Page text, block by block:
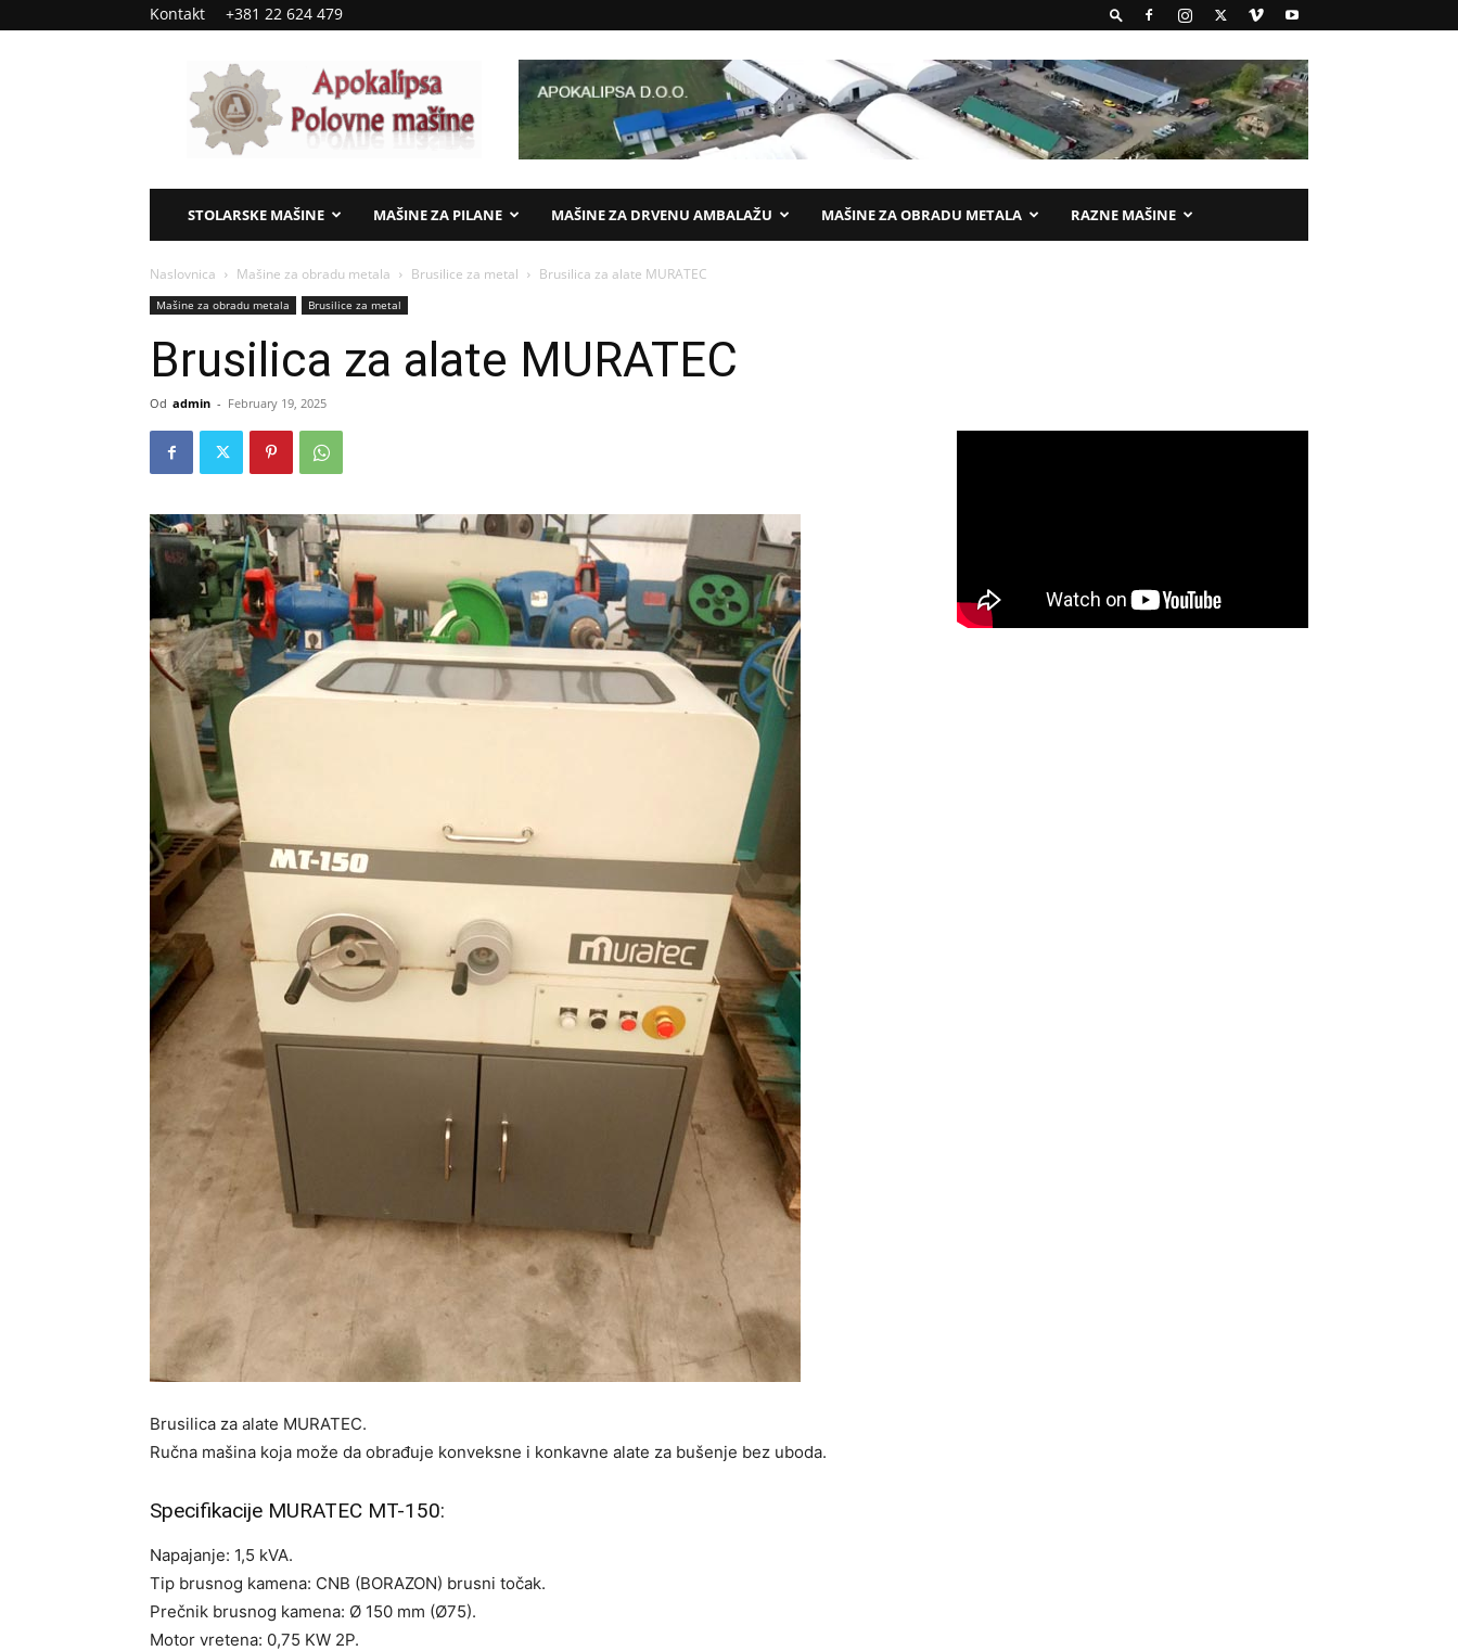
Kontakt +381 22 624 479
Apokalipsa
–
polovne
mašine
STOLARSKE MAŠINE MAŠINE ZA PILANE MAŠINE ZA DRVENU AMBALAŽU MAŠINE ZA OBRADU METALA RAZNE MAŠINE
Naslovnica Mašine za obradu metala Brusilice za metal Brusilica za alate MURATEC
Mašine za obradu metala Brusilice za metal
Brusilica za alate MURATEC
Od admin - February 19, 2025
Brusilica za alate MURATEC.
Ručna mašina koja može da obrađuje konveksne i konkavne alate za bušenje bez uboda.
Specifikacije MURATEC MT-150:
Napajanje: 1,5 kVA.
Tip brusnog kamena: CNB (BORAZON) brusni točak.
Prečnik brusnog kamena: Ø 150 mm (Ø75).
Motor vretena: 0,75 KW 2P.